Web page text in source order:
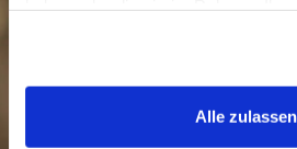
Alle zulassen